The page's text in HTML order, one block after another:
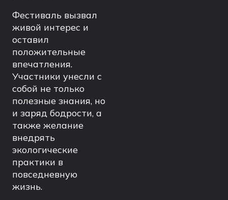
Фестиваль вызвал
живой интерес и
оставил
положительные
впечатления.
Участники унесли с
собой не только
полезные знания, но
и заряд бодрости, а
также желание
внедрять
экологические
практики в
повседневную
жизнь.